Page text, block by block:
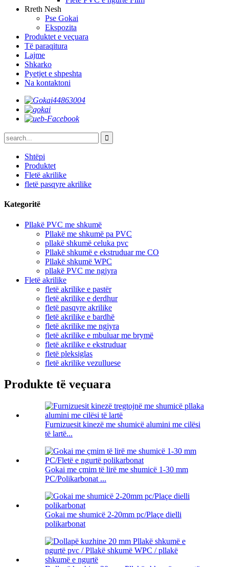
Rreth Nesh
Pse Gokai
Ekspozita
Produktet e veçuara
Të paraqitura
Lajme
Shkarko
Pyetjet e shpeshta
Na kontaktoni
Shtëpi
Produktet
Fletë akrilike
fletë pasqyre akrilike
Kategoritë
Pllakë PVC me shkumë
Pllakë me shkumë pa PVC
pllakë shkumë celuka pvc
Pllakë shkumë e ekstruduar me CO
Pllakë shkumë WPC
pllakë PVC me ngjyra
Fletë akrilike
fletë akrilike e pastër
fletë akrilike e derdhur
fletë pasqyre akrilike
fletë akrilike e bardhë
fletë akrilike me ngjyra
fletë akrilike e mbuluar me brymë
fletë akrilike e ekstruduar
fletë pleksiglas
fletë akrilike vezulluese
Produkte të veçuara
Furnizuesit kinezë me shumicë alumini me cilësi
të lartë...
Gokai me çmim të lirë me shumicë 1-30 mm
PC/Polikarbonat ...
Gokai me shumicë 2-20mm pc/Plaçe dielli
polikarbonat